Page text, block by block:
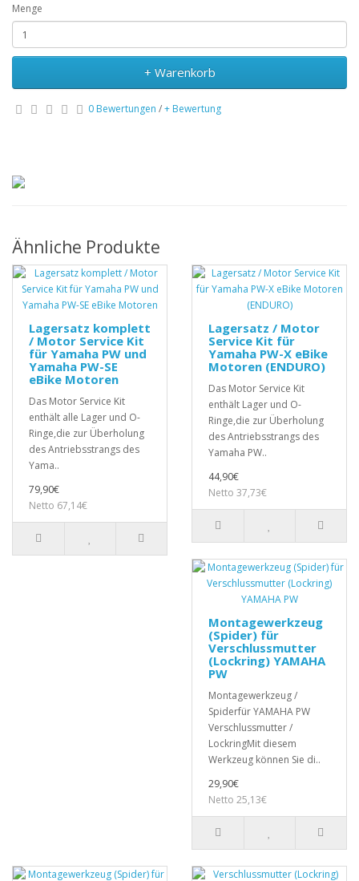
Menge
+ Warenkorb
0 Bewertungen /+ Bewertung
Ähnliche Produkte
Lagersatz komplett
/ Motor Service Kit
für Yamaha PW und
Yamaha PW-SE
eBike Motoren
Das Motor Service Kit
enthält alle Lager und O-
Ringe,die zur Überholung
des Antriebsstrangs des
Yama..
79,90€
Netto 67,14€
Lagersatz / Motor
Service Kit für
Yamaha PW-X eBike
Motoren (ENDURO)
Das Motor Service Kit
enthält Lager und O-
Ringe,die zur Überholung
des Antriebsstrangs des
Yamaha PW..
44,90€
Netto 37,73€
Montagewerkzeug
(Spider) für
Verschlussmutter
(Lockring) YAMAHA
PW
Montagewerkzeug /
Spiderfür YAMAHA PW
Verschlussmutter /
LockringMit diesem
Werkzeug können Sie di..
29,90€
Netto 25,13€